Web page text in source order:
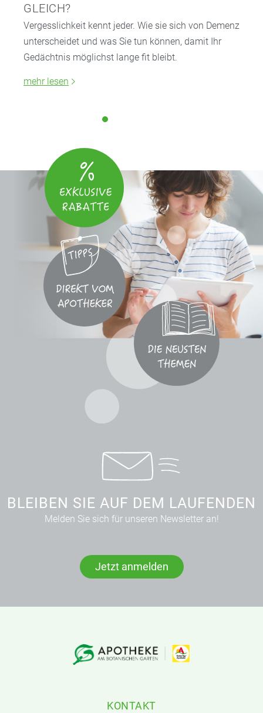
GLEICH?
Vergesslichkeit kennt jeder. Wie sie sich von Demenz
unterscheidet und was Sie tun können, damit Ihr
Gedächtnis möglichst lange fit bleibt.
mehr lesen
BLEIBEN SIE AUF DEM LAUFENDEN
Melden Sie sich für unseren Newsletter an!
Jetzt anmelden
KONTAKT